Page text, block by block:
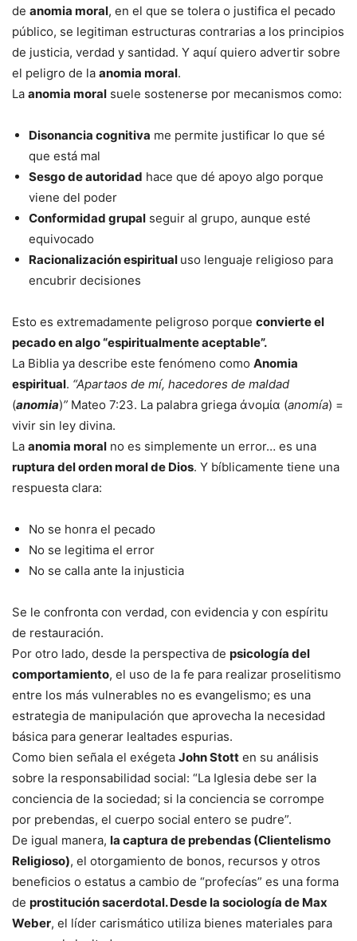
de anomia moral, en el que se tolera o justifica el pecado
público, se legitiman estructuras contrarias a los principios
de justicia, verdad y santidad. Y aquí quiero advertir sobre
el peligro de la anomia moral.
La anomia moral suele sostenerse por mecanismos como:
Disonancia cognitiva me permite justificar lo que sé
que está mal
Sesgo de autoridad hace que dé apoyo algo porque
viene del poder
Conformidad grupal seguir al grupo, aunque esté
equivocado
Racionalización espiritual uso lenguaje religioso para
encubrir decisiones
Esto es extremadamente peligroso porque convierte el
pecado en algo “espiritualmente aceptable”.
La Biblia ya describe este fenómeno como Anomia
espiritual. “Apartaos de mí, hacedores de maldad
(anomia)” Mateo 7:23. La palabra griega ἀνομία (anomía) =
vivir sin ley divina.
La anomia moral no es simplemente un error… es una
ruptura del orden moral de Dios. Y bíblicamente tiene una
respuesta clara:
No se honra el pecado
No se legitima el error
No se calla ante la injusticia
Se le confronta con verdad, con evidencia y con espíritu
de restauración.
Por otro lado, desde la perspectiva de psicología del
comportamiento, el uso de la fe para realizar proselitismo
entre los más vulnerables no es evangelismo; es una
estrategia de manipulación que aprovecha la necesidad
básica para generar lealtades espurias.
Como bien señala el exégeta John Stott en su análisis
sobre la responsabilidad social: “La Iglesia debe ser la
conciencia de la sociedad; si la conciencia se corrompe
por prebendas, el cuerpo social entero se pudre”.
De igual manera, la captura de prebendas (Clientelismo
Religioso), el otorgamiento de bonos, recursos y otros
beneficios o estatus a cambio de “profecías” es una forma
de prostitución sacerdotal. Desde la sociología de Max
Weber, el líder carismático utiliza bienes materiales para